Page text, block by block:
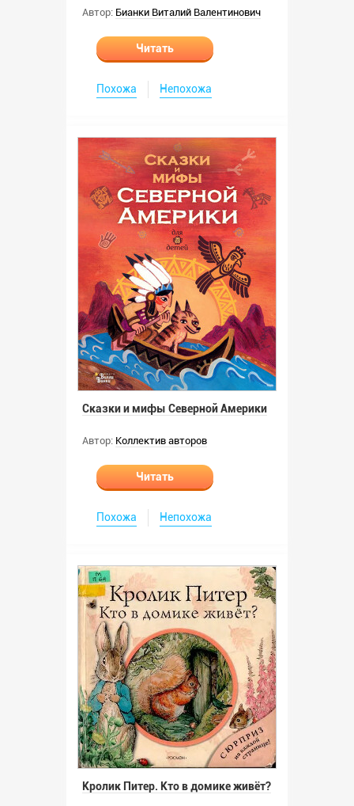
Автор: Бианки Виталий Валентинович
Читать
Похожа Непохожа
Сказки и мифы Северной Америки
Автор: Коллектив авторов
Читать
Похожа Непохожа
Кролик Питер. Кто в домике живёт?